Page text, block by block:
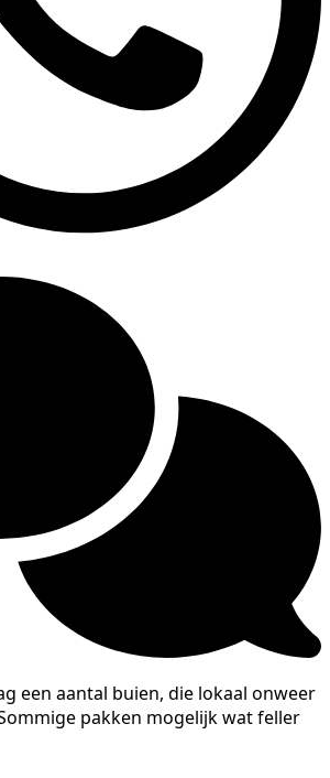
een aantal buien, die lokaal onweer
pakken mogelijk wat feller